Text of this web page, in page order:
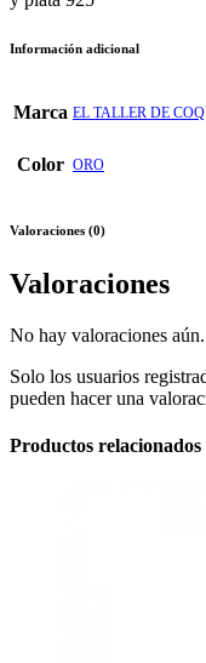
Información adicional
Marca EL TALLER DE
Color ORO
Valoraciones (0)
Valoraciones
No hay valoraciones aún.
Solo los usuarios
pueden hacer una
Productos relacionados